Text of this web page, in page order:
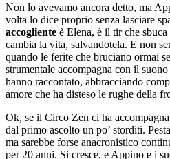
Non lo avevamo ancora detto, ma
volta lo dice proprio senza lasciare
accogliente è Elena, è il tir che
cambia la vita, salvandotela. E non
quando le ferite che bruciano ormai
strumentale accompagna con il
hanno raccontato, abbracciando
amore che ha disteso le rughe della
Ok, se il Circo Zen ci ha
dal primo ascolto un po’ storditi.
ma sarebbe forse anacronistico
per 20 anni. Si cresce, e Appino e i